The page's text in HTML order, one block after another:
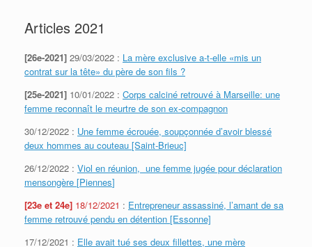
Articles 2021
[26e-2021] 29/03/2022 : La mère exclusive a-t-elle «mis un
contrat sur la tête» du père de son fils ?
[25e-2021] 10/01/2022 : Corps calciné retrouvé à Marseille: une
femme reconnaît le meurtre de son ex-compagnon
30/12/2022 : Une femme écrouée, soupçonnée d’avoir blessé
deux hommes au couteau [Saint-Brieuc]
26/12/2022 : Viol en réunion, une femme jugée pour déclaration
mensongère [Piennes]
[23e et 24e] 18/12/2021 : Entrepreneur assassiné, l’amant de sa
femme retrouvé pendu en détention [Essonne]
17/12/2021 : Elle avait tué ses deux fillettes, une mère